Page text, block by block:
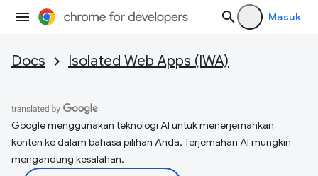
Masuk
Docs Isolated Web Apps (IWA)
Google menggunakan teknologi AI untuk menerjemahkan
konten ke dalam bahasa pilihan Anda. Terjemahan AI mungkin
mengandung kesalahan.